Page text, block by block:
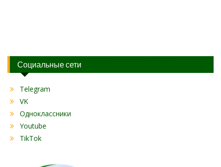
Социальные сети
Telegram
VK
Одноклассники
Youtube
TikTok